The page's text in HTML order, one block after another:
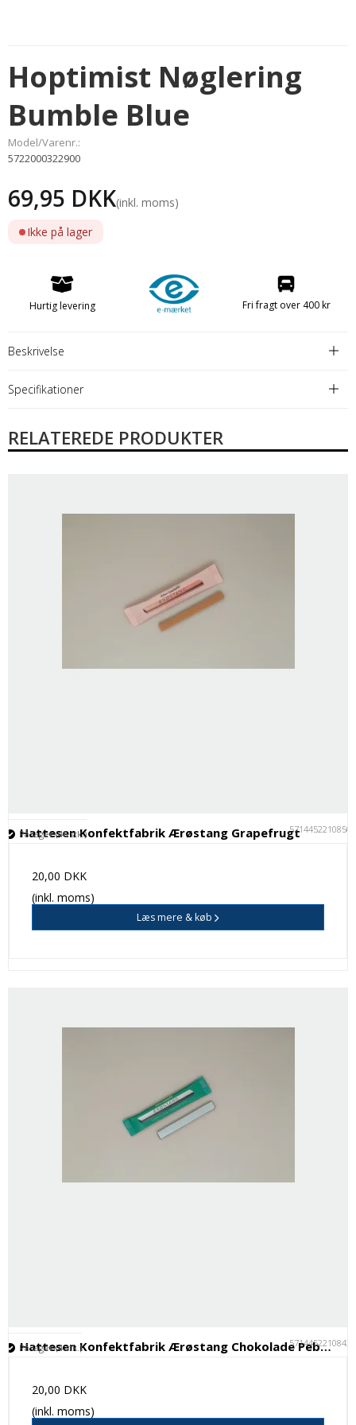
Hoptimist Nøglering
Bumble Blue
Model/Varenr.:
5722000322900
69,95 DKK(inkl. moms)
Ikke på lager
Hurtig levering Fri fragt over 400 kr
Beskrivelse
Specifikationer
RELATEREDE PRODUKTER
Hattesen Konfektfabrik Ærøstang Grapefrugt5714452210850
På lager (46 stk.)
20,00 DKK
(inkl. moms)
Læs mere & køb
Hattesen Konfektfabrik Ærøstang Chokolade Pebermynte
5714452210843
På lager (4 stk.)
20,00 DKK
(inkl. moms)